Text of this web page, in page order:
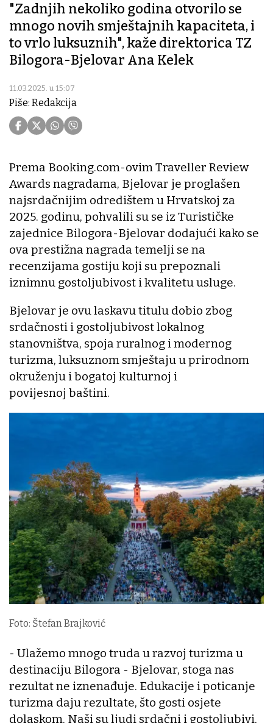
"Zadnjih nekoliko godina otvorilo se
mnogo novih smještajnih kapaciteta, i
to vrlo luksuznih", kaže direktorica TZ
Bilogora-Bjelovar Ana Kelek
11.03.2025. u 15:07
Piše: Redakcija
Prema Booking.com-ovim Traveller Review
Awards nagradama, Bjelovar je proglašen
najsrdačnijim odredištem u Hrvatskoj za
2025. godinu, pohvalili su se iz Turističke
zajednice Bilogora-Bjelovar dodajući kako se
ova prestižna nagrada temelji se na
recenzijama gostiju koji su prepoznali
iznimnu gostoljubivost i kvalitetu usluge.
Bjelovar je ovu laskavu titulu dobio zbog
srdačnosti i gostoljubivost lokalnog
stanovništva, spoja ruralnog i modernog
turizma, luksuznom smještaju u prirodnom
okruženju i bogatoj kulturnoj i
povijesnoj baštini.
Foto: Štefan Brajković
- Ulažemo mnogo truda u razvoj turizma u
destinaciju Bilogora - Bjelovar, stoga nas
rezultat ne iznenađuje. Edukacije i poticanje
turizma daju rezultate, što gosti osjete
dolaskom. Naši su ljudi srdačni i gostoljubivi,